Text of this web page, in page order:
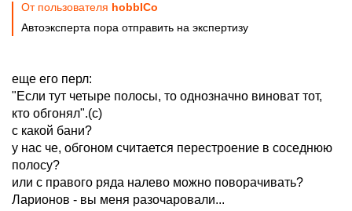
От пользователя hobbICo
Автоэксперта пора отправить на экспертизу
еще его перл:
"Если тут четыре полосы, то однозначно виноват тот,
кто обгонял".(с)
с какой бани?
у нас че, обгоном считается перестроение в соседнюю
полосу?
или с правого ряда налево можно поворачивать?
Ларионов - вы меня разочаровали...